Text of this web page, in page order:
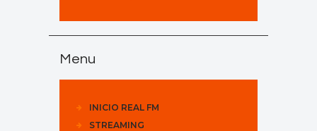
Menu
INICIO REAL FM
STREAMING